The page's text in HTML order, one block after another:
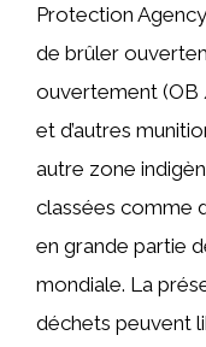
Protection
de brûler
ouvertement (OB
et d’autres
autre zone
classées comme
en grande partie
mondiale. La
déchets peuvent